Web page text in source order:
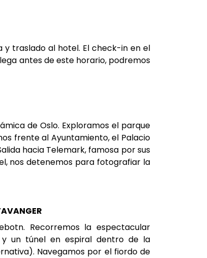
y traslado al hotel. El check-in en el
antes de este horario, podremos
de Oslo. Exploramos el parque
frente al Ayuntamiento, el Palacio
hacia Telemark, famosa por sus
nos detenemos para fotografiar la
Recorremos la espectacular
y un túnel en espiral dentro de la
Navegamos por el fiordo de